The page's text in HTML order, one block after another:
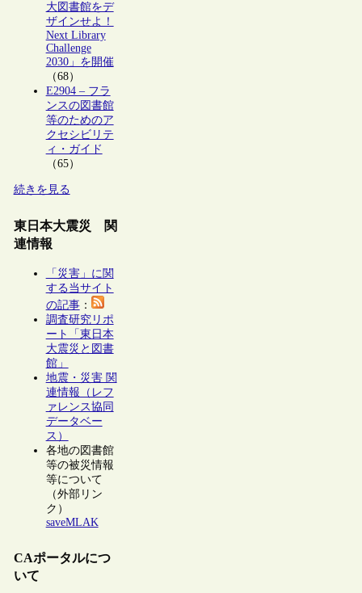
大図書館をデ
ザインせよ！
Next Library
Challenge
2030」を開催
（68）
E2904 – フラ
ンスの図書館
等のためのア
クセシビリテ
ィ・ガイド
（65）
続きを見る
東日本大震災 関
連情報
「災害」に関
する当サイト
の記事：
調査研究リポ
ート「東日本
大震災と図書
館」
地震・災害 関
連情報（レフ
ァレンス協同
データベー
ス）
各地の図書館
等の被災情報
等について
（外部リン
ク）
saveMLAK
CAポータルにつ
いて